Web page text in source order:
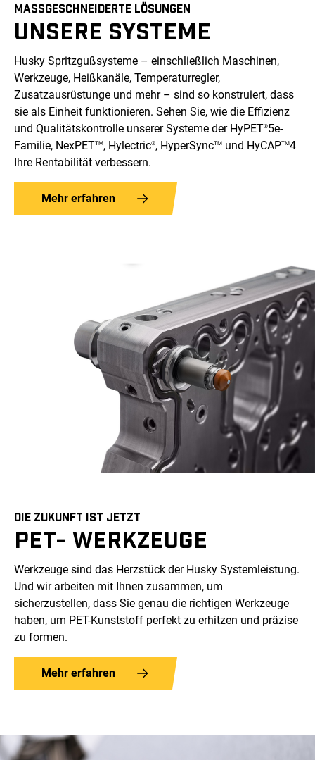
MASSGESCHNEIDERTE LÖSUNGEN
UNSERE SYSTEME
Husky Spritzgußsysteme – einschließlich Maschinen,
Werkzeuge, Heißkanäle, Temperaturregler,
Zusatzausrüstunge und mehr – sind so konstruiert, dass
sie als Einheit funktionieren. Sehen Sie, wie die Effizienz
und Qualitätskontrolle unserer Systeme der HyPET®5e-
Familie, NexPETTM, Hylectric®, HyperSyncTM und HyCAPTM4
Ihre Rentabilität verbessern.
Mehr erfahren
DIE ZUKUNFT IST JETZT
PET- WERKZEUGE
Werkzeuge sind das Herzstück der Husky Systemleistung.
Und wir arbeiten mit Ihnen zusammen, um
sicherzustellen, dass Sie genau die richtigen Werkzeuge
haben, um PET-Kunststoff perfekt zu erhitzen und präzise
zu formen.
Mehr erfahren